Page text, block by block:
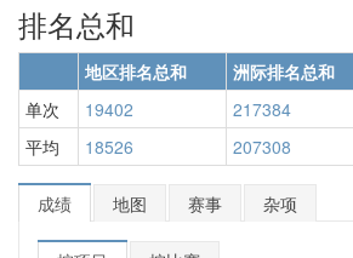
排名总和
地区排名总和 洲际排名总和
单次
19402 217384
平均
18526 207308
成绩 地图 赛事 杂项